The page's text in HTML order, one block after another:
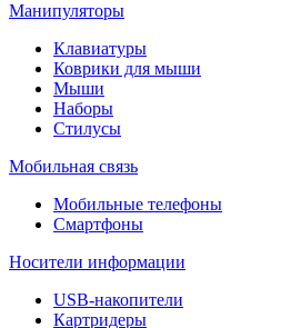
Манипуляторы
Клавиатуры
Коврики для мыши
Мыши
Наборы
Стилусы
Мобильная связь
Мобильные телефоны
Смартфоны
Носители информации
USB-накопители
Картридеры